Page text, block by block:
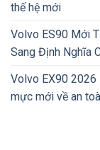
thế hệ mới
Volvo ES90 Mới
Sang Định Nghĩa
Volvo EX90 2026
mực mới về an